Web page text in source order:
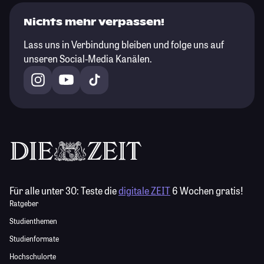
Nichts mehr verpassen!
Lass uns in Verbindung bleiben und folge uns auf
unseren Social-Media Kanälen.
Für alle unter 30:Teste diedigitale ZEIT6 Wochen gratis!
Ratgeber
Studienthemen
Studienformate
Hochschulorte